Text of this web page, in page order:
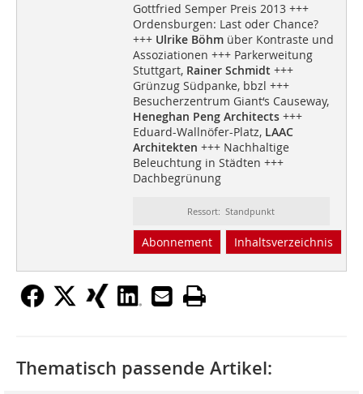
Gottfried Semper Preis 2013 +++
Ordensburgen: Last oder Chance?
+++Ulrike Böhmüber Kontraste und
Assoziationen +++ Parkerweitung
Stuttgart, Rainer Schmidt +++
Grünzug Südpanke, bbzl +++
Besucherzentrum Giant‘s Causeway,
Heneghan Peng Architects+++
Eduard-Wallnöfer-Platz,LAAC
Architekten +++ Nachhaltige
Beleuchtung in Städten +++
Dachbegrünung
Ressort: Standpunkt
Abonnement Inhaltsverzeichnis
Thematisch passende Artikel: